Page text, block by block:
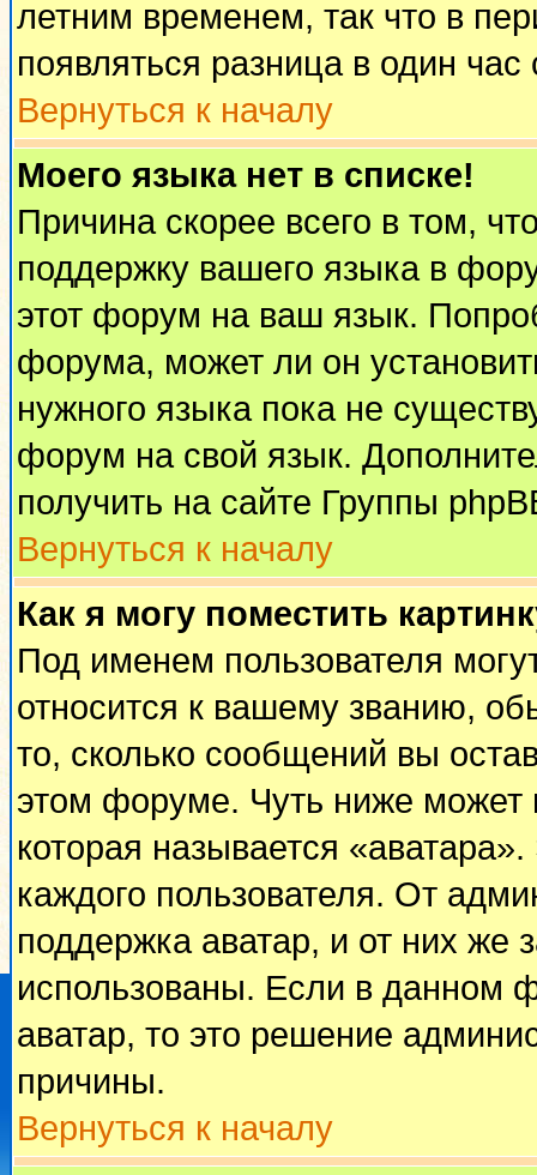
летним временем, так что в
появляться разница в один
Вернуться к началу
Моего языка нет в списке!
Причина скорее всего в том,
поддержку вашего языка в
этот форум на ваш язык.
форума, может ли он
нужного языка пока не
форум на свой язык.
получить на сайте Группы
Вернуться к началу
Как я могу поместить
Под именем пользователя
относится к вашему званию,
то, сколько сообщений вы
этом форуме. Чуть ниже может
которая называется
каждого пользователя. От
поддержка аватар, и от них же
использованы. Если в данном
аватар, то это решение
причины.
Вернуться к началу